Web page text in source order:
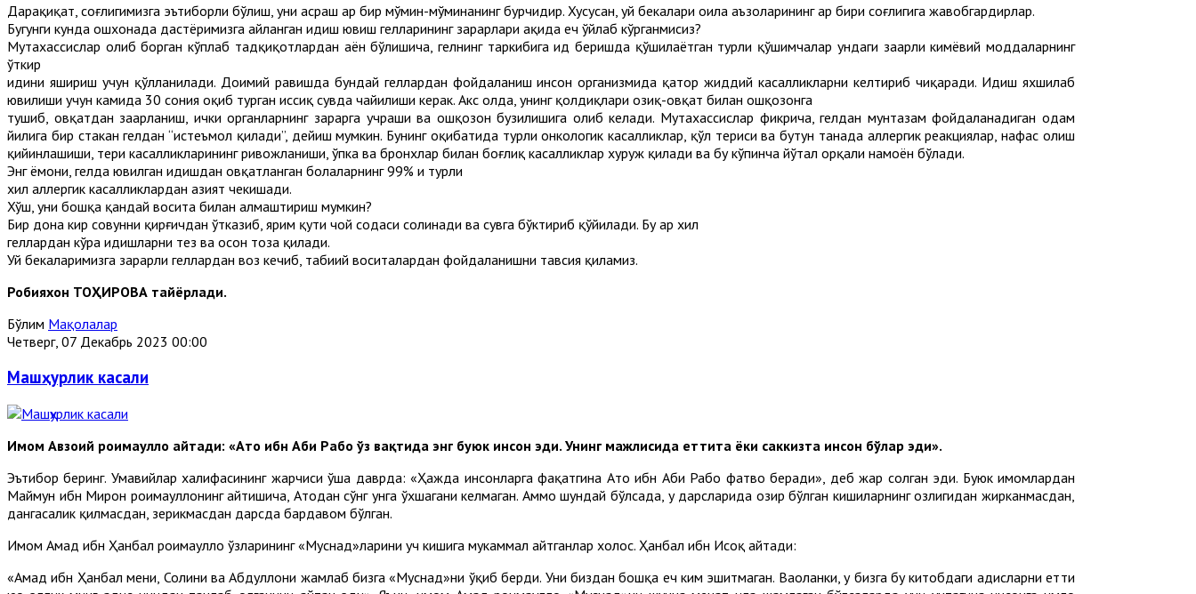
Дарҳақиқат, соғлигимизга эътиборли бўлиш, уни асраш ҳар бир мўмин-мўминанинг бурчидир. Хусусан, уй бекалари оила аъзоларининг ҳар бири соғлигига жавобгардирлар.
Бугунги кунда ошхонада дастёримизга айланган идиш ювиш гелларининг зарарлари ҳақида ҳеч ўйлаб кўрганмисиз?
Мутахассислар олиб борган кўплаб тадқиқотлардан аён бўлишича, гелнинг таркибига ҳид беришда қўшилаётган турли қўшимчалар ундаги заҳарли кимёвий моддаларнинг
ўткир
ҳидини яшириш учун қўлланилади. Доимий равишда бундай геллардан фойдаланиш инсон организмида қатор жиддий касалликларни келтириб чиқаради. Идиш яхшилаб
ювилиши учун камида 30 сония оқиб турган иссиқ сувда чайилиши керак. Акс ҳолда, унинг қолдиқлари озиқ-овқат билан ошқозонга
тушиб, овқатдан заҳарланиш, ички органларнинг зарарга учраши ва ошқозон бузилишига олиб келади. Мутахассислар фикрича, гелдан мунтазам фойдаланадиган одам
йилига бир стакан гелдан “истеъмол қилади”, дейиш мумкин. Бунинг оқибатида турли онкологик касалликлар, қўл териси ва бутун танада аллергик реакциялар, нафас олиш
қийинлашиши, тери касалликларининг ривожланиши, ўпка ва бронхлар билан боғлиқ касалликлар хуруж қилади ва бу кўпинча йўтал орқали намоён бўлади.
Энг ёмони, гелда ювилган идишдан овқатланган болаларнинг 99% и турли
хил аллергик касалликлардан азият чекишади.
Хўш, уни бошқа қандай восита билан алмаштириш мумкин?
Бир дона кир совунни қирғичдан ўтказиб, ярим қути чой содаси солинади ва сувга бўктириб қўйилади. Бу ҳар хил
геллардан кўра идишларни тез ва осон тоза қилади.
Уй бекаларимизга зарарли геллардан воз кечиб, табиий воситалардан фойдаланишни тавсия қиламиз.
Робияхон ТОҲИРОВА тайёрлади.
Бўлим Мақолалар
Четверг, 07 Декабрь 2023 00:00
Машҳурлик касали
Имом Авзоий роҳимаҳуллоҳ айтади: «Ато ибн Аби Рабоҳ ўз вақтида энг буюк инсон эди. Унинг мажлисида еттита ёки саккизта инсон бўлар эди».
Эътибор беринг. Умавийлар халифасининг жарчиси ўша даврда: «Ҳажда инсонларга фақатгина Ато ибн Аби Рабоҳ фатво беради», деб жар солган эди. Буюк имомлардан
Маймун ибн Миҳрон роҳимаҳуллоҳнинг айтишича, Атодан сўнг унга ўхшагани келмаган. Аммо шундай бўлсада, у дарсларида ҳозир бўлган кишиларнинг озлигидан жирканмасдан,
дангасалик қилмасдан, зерикмасдан дарсда бардавом бўлган.
Имом Аҳмад ибн Ҳанбал роҳимаҳуллоҳ ўзларининг «Муснад»ларини уч кишига мукаммал айтганлар холос. Ҳанбал ибн Исҳоқ айтади:
«Аҳмад ибн Ҳанбал мени, Солиҳни ва Абдуллоҳни жамлаб бизга «Муснад»ни ўқиб берди. Уни биздан бошқа ҳеч ким эшитмаган. Ваҳоланки, у бизга бу китобдаги ҳадисларни етти